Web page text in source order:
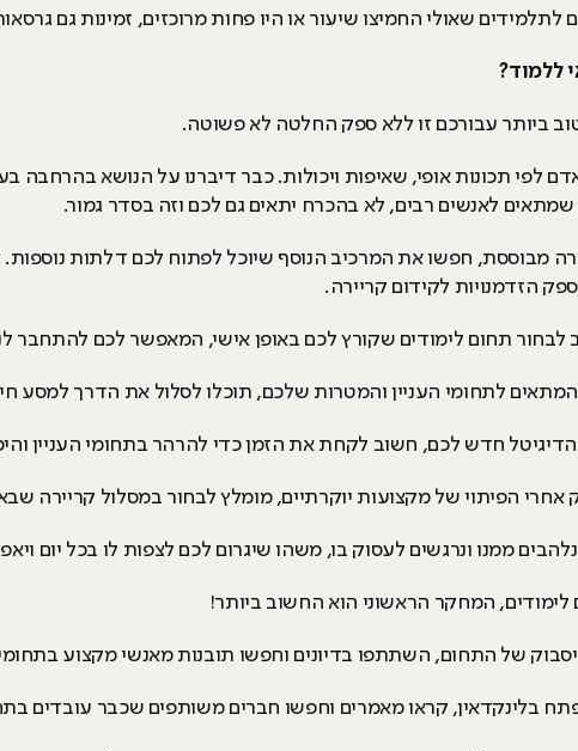
שאולי החמיצו שיעור או היו פחות מרוכזים, זמינות גם
ללמוד?
ביותר עבורכם זו ללא ספק החלטה לא פשוטה.
לפי תכונות אופי, שאיפות ויכולות. כבר דיברנו על הנושא בהרחבה
לאנשים רבים, לא בהכרח יתאים גם לכם וזה בסדר גמור.
מבוססת, חפשו את המרכיב הנוסף שיוכל לפתוח לכם דלתות נוספות.
הזדמנויות לקידום קריירה.
לבחור תחום לימודים שקורץ לכם באופן אישי, המאפשר לכם להתחבר
לתחומי העניין והמטרות שלכם, תוכלו לסלול את הדרך למסע
חדש לכם, חשוב לקחת את הזמן כדי להרהר בתחומי העניין
אחרי הפיתוי של מקצועות יוקרתיים, מומלץ לבחור במסלול קריירה
ממנו ונרגשים לעסוק בו, משהו שיגרום לכם לצפות לו בכל יום
המחקר הראשוני הוא החשוב ביותר!
של התחום, השתתפו בדיונים וחפשו תובנות מאנשי מקצוע
בלינקדאין, קראו מאמרים וחפשו חברים משותפים שכבר עובדים